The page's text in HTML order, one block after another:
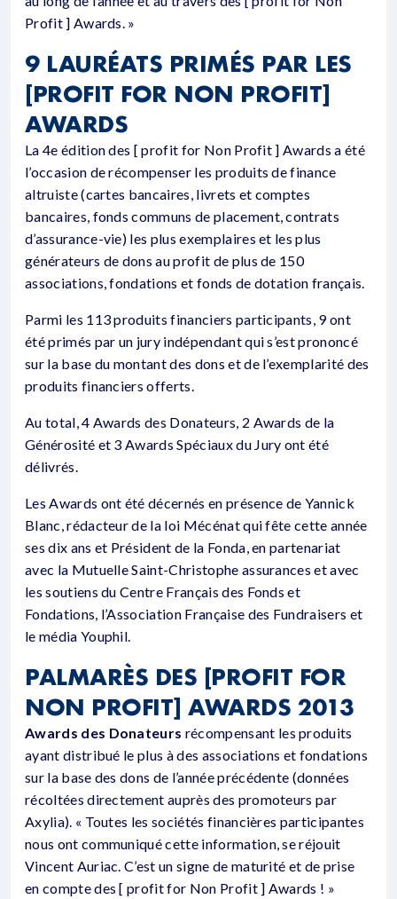
Profit ] Awards. »
9 LAURÉATS PRIMÉS PAR LES
[PROFIT FOR NON PROFIT]
AWARDS
La 4e édition des [ profit for Non Profit ] Awards a été
l’occasion de récompenser les produits de finance
altruiste (cartes bancaires, livrets et comptes
bancaires, fonds communs de placement, contrats
d’assurance-vie) les plus exemplaires et les plus
générateurs de dons au profit de plus de 150
associations, fondations et fonds de dotation français.
Parmi les 113 produits financiers participants, 9 ont
été primés par un jury indépendant qui s’est prononcé
sur la base du montant des dons et de l’exemplarité des
produits financiers offerts.
Au total, 4 Awards des Donateurs, 2 Awards de la
Générosité et 3 Awards Spéciaux du Jury ont été
délivrés.
Les Awards ont été décernés en présence de Yannick
Blanc, rédacteur de la loi Mécénat qui fête cette année
ses dix ans et Président de la Fonda, en partenariat
avec la Mutuelle Saint-Christophe assurances et avec
les soutiens du Centre Français des Fonds et
Fondations, l’Association Française des Fundraisers et
le média Youphil.
PALMARÈS DES [PROFIT FOR
NON PROFIT] AWARDS 2013
Awards des Donateurs récompensant les produits
ayant distribué le plus à des associations et fondations
sur la base des dons de l’année précédente (données
récoltées directement auprès des promoteurs par
Axylia). « Toutes les sociétés financières participantes
nous ont communiqué cette information, se réjouit
Vincent Auriac. C’est un signe de maturité et de prise
en compte des [ profit for Non Profit ] Awards ! »